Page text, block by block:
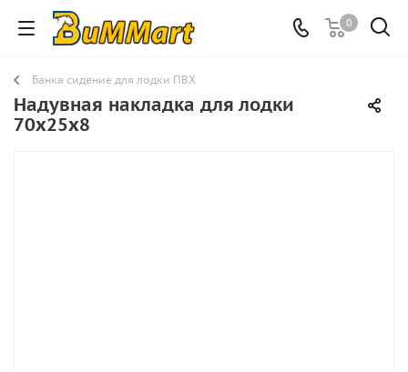
0
Банка сидение для лодки ПВХ
Надувная накладка для лодки
70х25x8